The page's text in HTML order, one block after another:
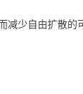
减少自由扩散的